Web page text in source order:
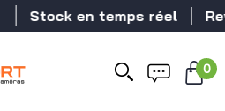
Stock en temps réel
0